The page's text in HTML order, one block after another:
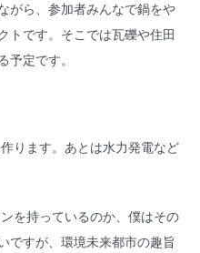
がら、参加者みんなで鍋をや
トです。そこでは瓦礫や住田
予定です。
ります。あとは水力発電など
を持っているのか、僕はその
ですが、環境未来都市の趣旨